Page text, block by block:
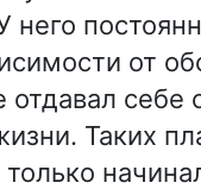
него
от
себе
Таких